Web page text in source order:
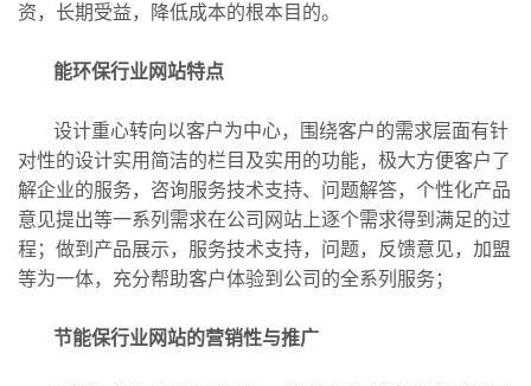
资，长期受益，降低成本的根本目的。
能环保行业网站特点
设计重心转向以客户为中心，围绕客户的需求层面有针
对性的设计实用简洁的栏目及实用的功能，极大方便客户了
解企业的服务，咨询服务技术支持、问题解答，个性化产品
意见提出等一系列需求在公司网站上逐个需求得到满足的过
程；做到产品展示，服务技术支持，问题，反馈意见，加盟
等为一体，充分帮助客户体验到公司的全系列服务；
节能保行业网站的营销性与推广